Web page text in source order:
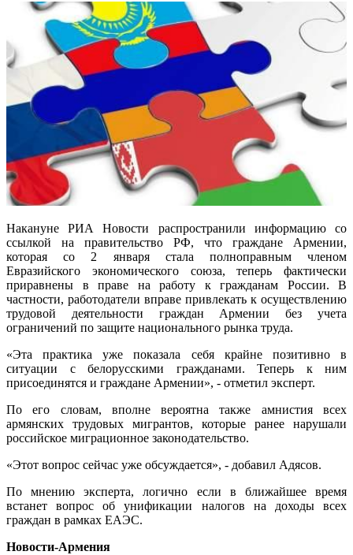
Накануне РИА Новости распространили информацию со
ссылкой на правительство РФ, что граждане Армении,
которая со 2 января стала полноправным членом
Евразийского экономического союза, теперь фактически
приравнены в праве на работу к гражданам России. В
частности, работодатели вправе привлекать к осуществлению
трудовой деятельности граждан Армении без учета
ограничений по защите национального рынка труда.
«Эта практика уже показала себя крайне позитивно в
ситуации с белорусскими гражданами. Теперь к ним
присоединятся и граждане Армении», - отметил эксперт.
По его словам, вполне вероятна также амнистия всех
армянских трудовых мигрантов, которые ранее нарушали
российское миграционное законодательство.
«Этот вопрос сейчас уже обсуждается», - добавил Адясов.
По мнению эксперта, логично если в ближайшее время
встанет вопрос об унификации налогов на доходы всех
граждан в рамках ЕАЭС.
Новости-Армения